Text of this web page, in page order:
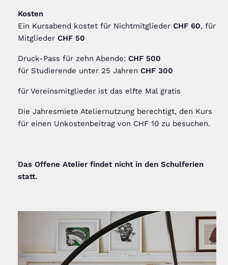
Kosten
Ein Kursabend kostet für Nichtmitglieder CHF 60, für
Mitglieder CHF 50
Druck-Pass für zehn Abende: CHF 500
für Studierende unter 25 Jahren CHF 300
für Vereinsmitglieder ist das elfte Mal gratis
Die Jahresmiete Ateliernutzung berechtigt, den Kurs
für einen Unkostenbeitrag von CHF 10 zu besuchen.
Das Offene Atelier findet nicht in den Schulferien
statt.